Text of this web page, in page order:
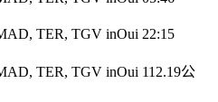
TER, TGV inOui 22:15
TER, TGV inOui 112.19公